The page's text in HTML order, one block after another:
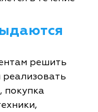
решить
покупка